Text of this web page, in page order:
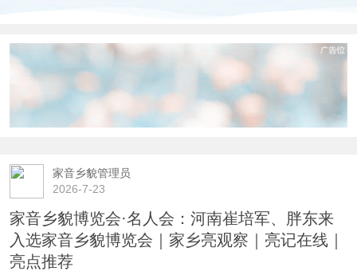
家音乡貌管理员
2026-7-23
家音乡貌博览会·名人会：河南崔培军、胖东来
入选家音乡貌博览会｜家乡亮观察｜亮记在线｜
亮点推荐